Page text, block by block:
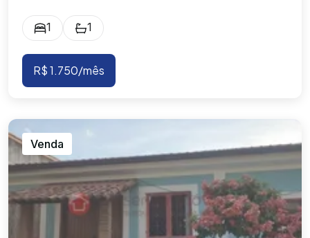
1 1
R$ 1.750/mês
Venda